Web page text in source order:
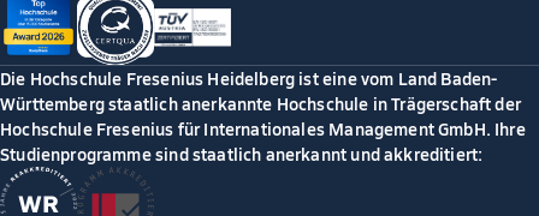
Die Hochschule Fresenius Heidelberg ist eine vom Land Baden-
Württemberg staatlich anerkannte Hochschule in Trägerschaft der
Hochschule Fresenius für Internationales Management GmbH. Ihre
Studienprogramme sind staatlich anerkannt und akkreditiert: